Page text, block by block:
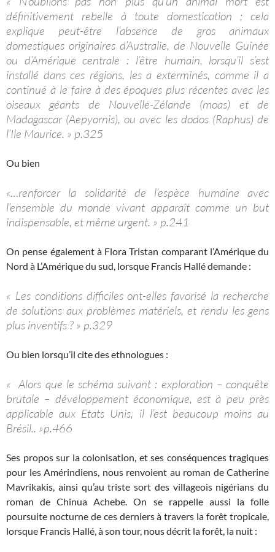
définitivement rebelle à toute domestication ; cela
explique peut-être l’absence de gros animaux
domestiques originaires d’Australie, de Nouvelle Guinée
ou d’Amérique centrale : l’être humain, lorsqu’il s’est
installé dans ces régions, les a exterminés, comme il a
continué à le faire à des époques plus récentes avec les
oiseaux géants de Nouvelle-Zélande (moas) et de
Madagascar (Aepyornis), ou avec les dodos (Raphus) de
l’Ile Maurice. » p.325
Ou bien
«…renforcer la solidarité de l’espèce humaine avec
l’ensemble du monde vivant apparaît comme un but
indispensable, et même urgent. » p.241
On pense également à Flora Tristan comparant l’Amérique du
Nord à L’Amérique du sud, lorsque Francis Hallé demande :
« Les conditions difficiles ont-elles favorisé la recherche
de solutions aux problèmes matériels, et rendu les gens
plus inventifs ? » p.329
Ou bien lorsqu’il cite des ethnologues :
« Alors que le schéma suivant : exploration – conquête
brutale – développement économique, est à peu près
applicable aux Etats Unis, il l’est beaucoup moins au
Brésil.. »p.466
Ses propos sur la colonisation, et ses conséquences tragiques
pour les Amérindiens, nous renvoient au roman de Catherine
Mavrikakis, ainsi qu’au triste sort des villageois nigérians du
roman de Chinua Achebe. On se rappelle aussi la folle
poursuite nocturne de ces derniers à travers la forêt tropicale,
lorsque Francis Hallé, à son tour, nous décrit la forêt, la nuit :